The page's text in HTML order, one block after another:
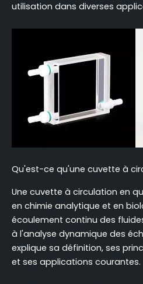
utilisation dans diverses
Qu'est-ce qu'une cuvette à
Une cuvette à circulation en
en chimie analytique et en
écoulement continu des
à l'analyse dynamique des
explique sa définition, ses
et ses applications courantes.